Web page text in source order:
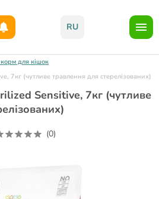
RU
для кішок
7кг (чутливе травлення для стерелізованих)
Sensitive, 7кг (чутливе
(0)